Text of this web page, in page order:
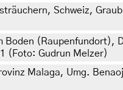
Schweiz,
Boden (Raupenfundort),
(Foto: Gudrun Melzer)
Malaga, Umg.